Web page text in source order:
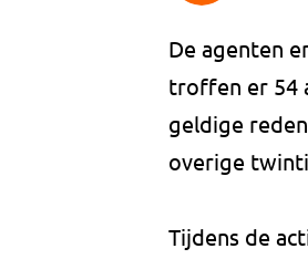
De agenten
troffen er 54
geldige
overige
Tijdens de